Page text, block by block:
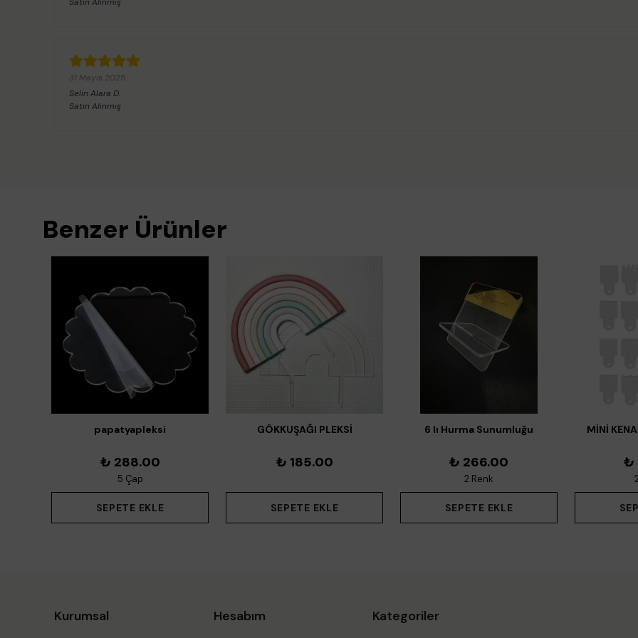
31 Mayıs 2025
Selin Alara D.
Satın Alınmış
Benzer Ürünler
papatyapleksi
₺ 288.00
5 Çap
SEPETE EKLE
GÖKKUŞAĞI PLEKSİ
₺ 185.00
SEPETE EKLE
6 lı Hurma Sunumluğu
₺ 266.00
2 Renk
SEPETE EKLE
MİNİ
₺
Kurumsal Hesabım Kategoriler